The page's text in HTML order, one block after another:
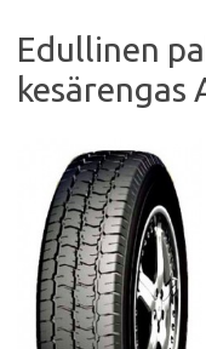
Edullinen